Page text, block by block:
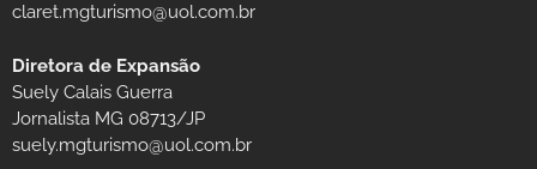
claret.mgturismo@uol.com.br
Diretora de Expansão
Suely Calais Guerra
Jornalista MG 08713/JP
suely.mgturismo@uol.com.br